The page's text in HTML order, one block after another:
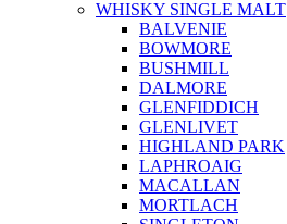
WHISKY SINGLE MALT
BALVENIE
BOWMORE
BUSHMILL
DALMORE
GLENFIDDICH
GLENLIVET
HIGHLAND PARK
LAPHROAIG
MACALLAN
MORTLACH